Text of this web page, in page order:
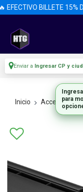
EFECTIVO BILLETE 15%
Enviar a Ingresar CP y
Inicio Accesorios
para